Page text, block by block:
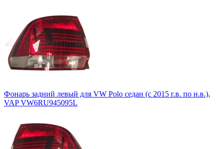
Фонарь задний левый для VW Polo седан (с 2015 г.в. по н.в.),
VAP VW6RU945095L